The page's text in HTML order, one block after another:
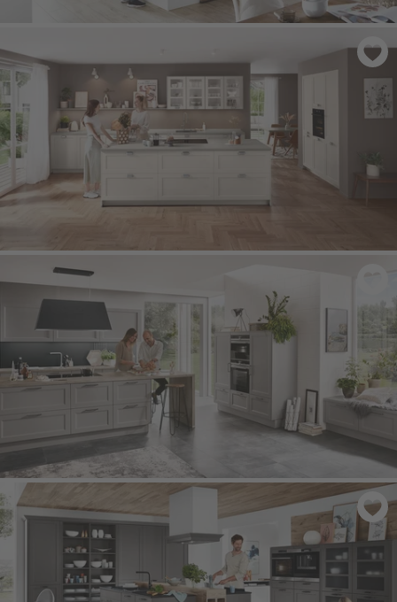
NORDIC 788
CASCADA 772